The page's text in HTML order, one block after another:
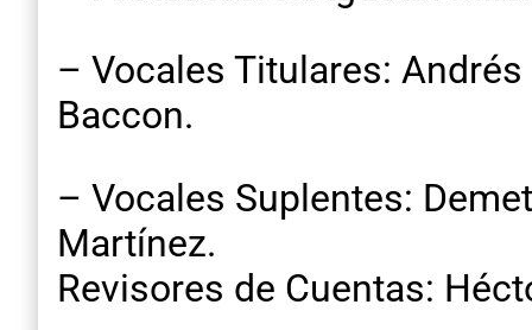
– Vocales Titulares:
Baccon.
– Vocales Suplentes:
Martínez.
Revisores de Cuentas: